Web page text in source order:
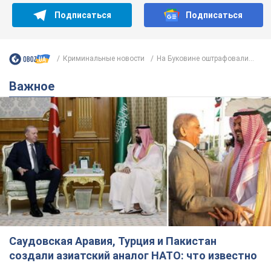
Подписаться Подписаться
Криминальные новости На Буковине оштрафовали...
Важное
Саудовская Аравия, Турция и Пакистан
создали азиатский аналог НАТО: что известно